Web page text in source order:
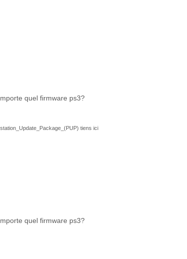
quel firmware ps3?
tiens ici
quel firmware ps3?